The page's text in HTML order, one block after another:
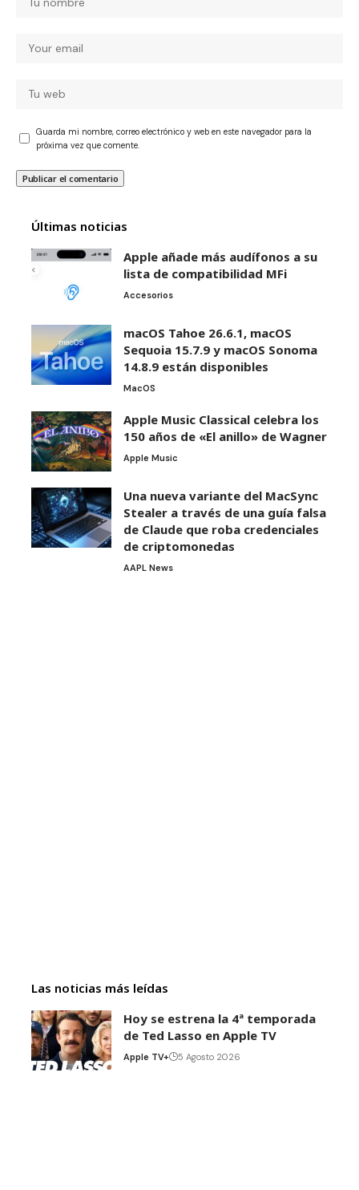
Guarda mi nombre, correo electrónico y web en este navegador para la
próxima vez que comente.
Últimas noticias
Apple añade más audífonos a su
lista de compatibilidad MFi
Accesorios
macOS Tahoe 26.6.1, macOS
Sequoia 15.7.9 y macOS Sonoma
14.8.9 están disponibles
MacOS
Apple Music Classical celebra los
150 años de «El anillo» de Wagner
Apple Music
Una nueva variante del MacSync
Stealer a través de una guía falsa
de Claude que roba credenciales
de criptomonedas
AAPL News
Las noticias más leídas
Hoy se estrena la 4ª temporada
de Ted Lasso en Apple TV
Apple TV+ 5 Agosto 2026